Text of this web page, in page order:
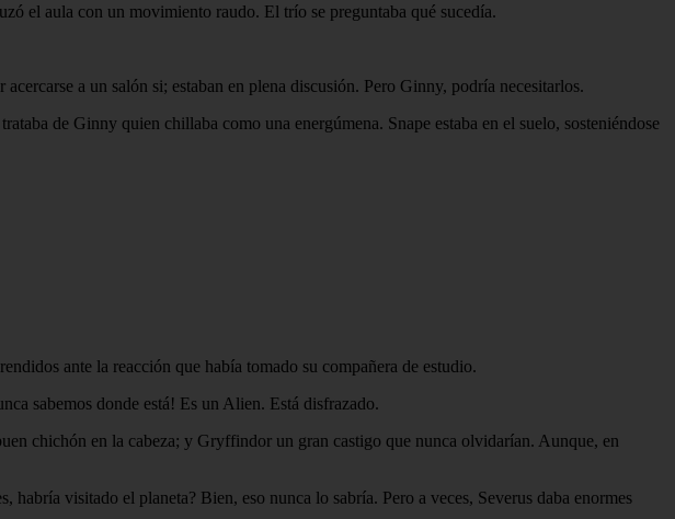
el aula con un movimiento raudo. El trío se preguntaba qué sucedía.
a un salón si; estaban en plena discusión. Pero Ginny, podría necesitarlos.
de Ginny quien chillaba como una energúmena. Snape estaba en el suelo, sosteniéndose
ante la reacción que había tomado su compañera de estudio.
sabemos donde está! Es un Alien. Está disfrazado.
chichón en la cabeza; y Gryffindor un gran castigo que nunca olvidarían. Aunque, en
habría visitado el planeta? Bien, eso nunca lo sabría. Pero a veces, Severus daba enormes